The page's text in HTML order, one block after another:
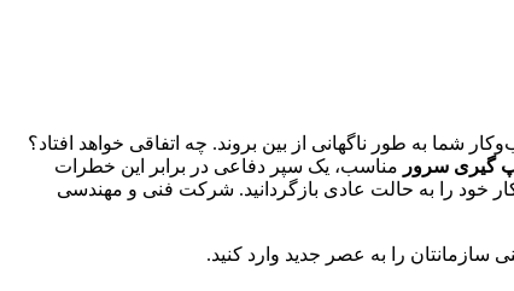
شما به طور ناگهانی از بین بروند. چه اتفاقی خواهد افتاد؟
گیری سرور مناسب، یک سپر دفاعی در برابر این خطرات
خود را به حالت عادی بازگردانید. شرکت فنی و مهندسی